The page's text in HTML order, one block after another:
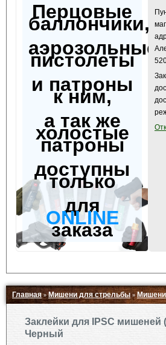
Перцовые
баллончики,
аэрозольные
пистолеты
и патроны
к ним,
а так же
холостые
патроны
доступны
только
для
ONLINE
заказа
Главная»Мишени для стрельбы » Мишени
Заклейки для IPSC мишеней
Черный